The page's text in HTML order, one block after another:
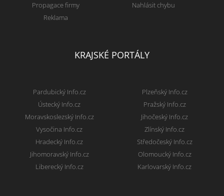
Propagace firmy
Reklama
Nahlásit chybu
KRAJSKÉ PORTÁLY
Pardubický Info.cz
Ústecký Info.cz
Moravskoslezský Info.cz
Vysočina Info.cz
Hradecký Info.cz
Jihomoravský Info.cz
Liberecký Info.cz
Plzeňský Info.cz
Pražský Info.cz
Jihočeský Info.cz
Zlínský Info.cz
Středočeský Info.cz
Olomoucký Info.cz
Karlovarský Info.cz